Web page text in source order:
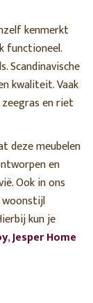
kenmerkt
functioneel.
Scandinavische
kwaliteit. Vaak
en riet
deze meubelen
en
Ook in ons
woonstijl
kun je
,Jesper Home